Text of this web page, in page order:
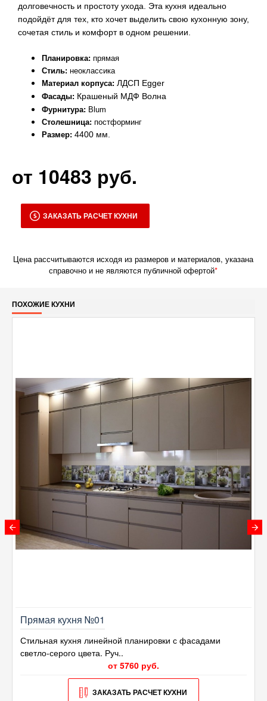
долговечность и простоту ухода. Эта кухня идеально
подойдёт для тех, кто хочет выделить свою кухонную зону,
сочетая стиль и комфорт в одном решении.
Планировка: прямая
Стиль: неоклассика
Материал корпуса: ЛДСП Egger
Фасады: Крашеный МДФ Волна
Фурнитура: Blum
Столешница: постформинг
Размер: 4400 мм.
от 10483 руб.
ЗАКАЗАТЬ РАСЧЕТ КУХНИ
Цена рассчитываются исходя из размеров и материалов, указана
справочно и не являются публичной офертой*
ПОХОЖИЕ КУХНИ
Прямая кухня №01
Стильная кухня линейной планировки с фасадами
светло-серого цвета. Руч..
от 5760 руб.
ЗАКАЗАТЬ РАСЧЕТ КУХНИ